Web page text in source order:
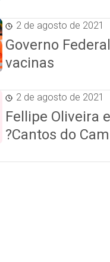
2 de agosto de 2021
Governo
vacinas
2 de agosto de 2021
Fellipe Oliveira
?Cantos do